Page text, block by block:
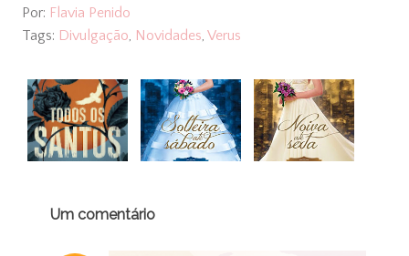
Por: Flavia Penido
Tags: Divulgação, Novidades, Verus
Um comentário